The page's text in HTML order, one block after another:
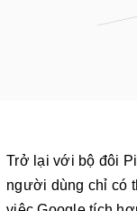
Trở lại với bộ đôi
người dùng chỉ có